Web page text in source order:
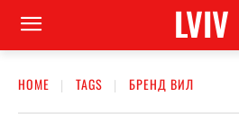
LVIV
HOME TAGS БРЕНД ВИЛ